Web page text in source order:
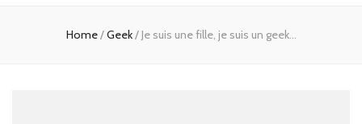
Home/Geek/Je suis une fille, je suis un geek…